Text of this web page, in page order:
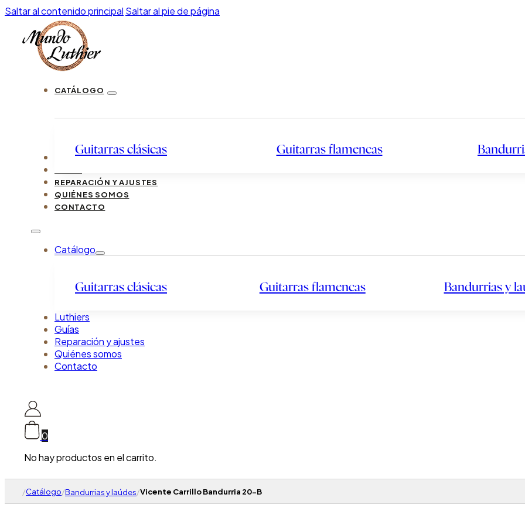
Saltar al contenido principal Saltar al pie de página
CATÁLOGO
Guitarras clásicas Guitarras flamencas
LUTHIERS
REPARACIÓN Y AJUSTES
QUIÉNES SOMOS
CONTACTO
Catálogo
Guitarras clásicas Guitarras flamencas Bandurrias y
Luthiers
Guías
Reparación y ajustes
Quiénes somos
Contacto
0
No hay productos en el carrito.
/Catálogo/Bandurrias y laúdes/Vicente Carrillo Bandurria 20-B